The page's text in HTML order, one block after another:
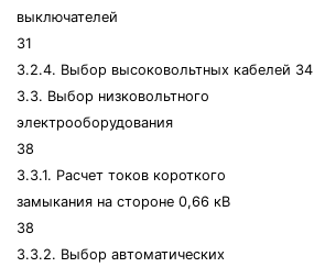
выключателей
31
3.2.4. Выбор высоковольтных кабелей 34
3.3. Выбор низковольтного
электрооборудования
38
3.3.1. Расчет токов короткого
замыкания на стороне 0,66 кВ
38
3.3.2. Выбор автоматических